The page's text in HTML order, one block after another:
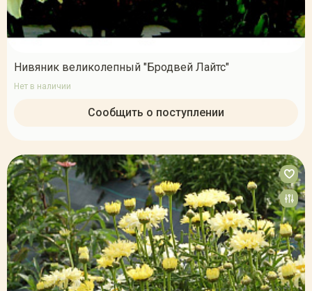
Нивяник великолепный "Бродвей Лайтс"
Нет в наличии
Сообщить о поступлении